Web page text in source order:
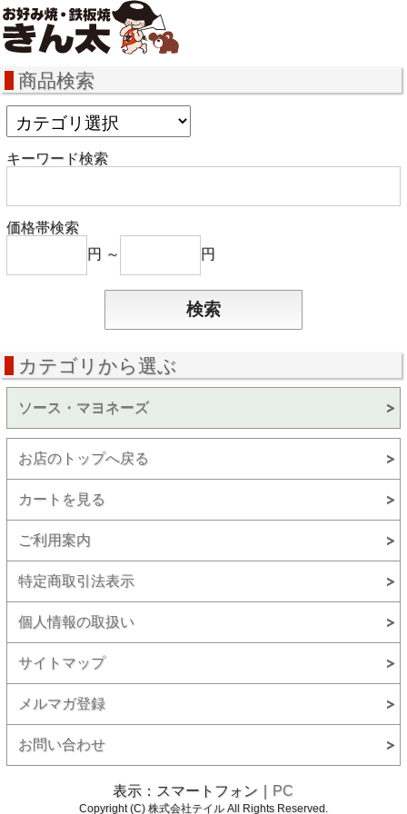
商品検索
キーワード検索
価格帯検索
円 ～
円
カテゴリから選ぶ
ソース・マヨネーズ
お店のトップへ戻る
カートを見る
ご利用案内
特定商取引法表示
個人情報の取扱い
サイトマップ
メルマガ登録
お問い合わせ
表示：スマートフォン｜ PC
Copyright (C) 株式会社テイル All Rights Reserved.